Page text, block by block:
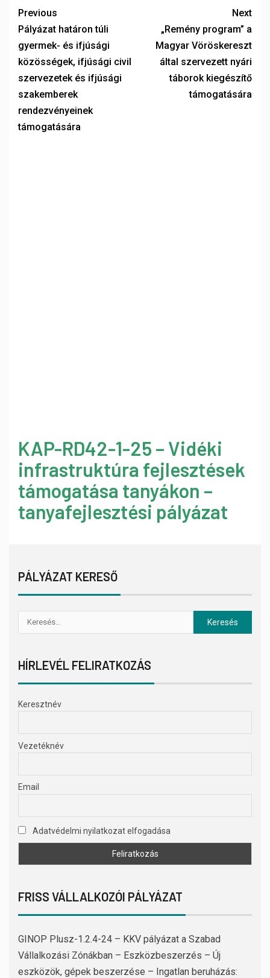
Previous
Pályázat határon túli
gyermek- és ifjúsági
közösségek, ifjúsági civil
szervezetek és ifjúsági
szakemberek
rendezvényeinek
támogatására
Next
„Remény program” a
Magyar Vöröskereszt
által szervezett nyári
táborok kiegészítő
támogatására
KAP-RD42-1-25 – Vidéki
infrastruktúra fejlesztések
támogatása tanyákon –
tanyafejlesztési pályázat
PÁLYÁZAT KERESŐ
HÍRLEVÉL FELIRATKOZÁS
Keresztnév
Vezetéknév
Email
Adatvédelmi nyilatkozat elfogadása
FRISS VÁLLALKOZÓI PÁLYÁZAT
GINOP Plusz-1.2.4-24 – KKV pályázat a Szabad
Vállalkozási Zónákban – Eszközbeszerzés – Új
eszközök, gépek beszerzése – Ingatlan beruházás: